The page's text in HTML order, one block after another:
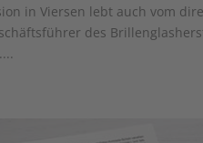
in Viersen lebt auch vom
des